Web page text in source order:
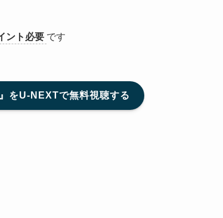
ント必要 です
をU-NEXTで無料視聴する